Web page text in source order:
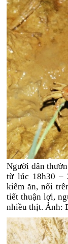
Người dân
từ lúc 18h30 –
kiếm ăn, nổi
tiết thuận lợi,
nhiều thịt. Ảnh: